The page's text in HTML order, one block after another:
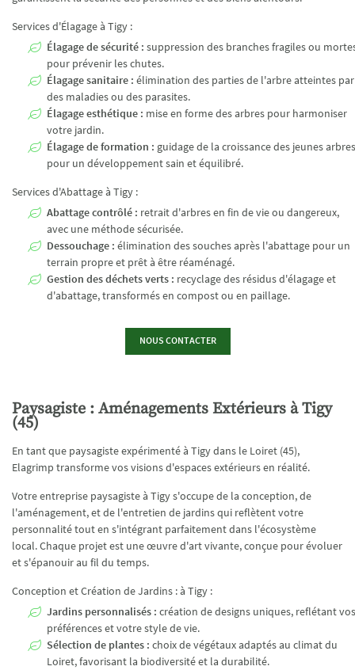
ACCUEIL
/ ABATTAGE
EXTÉRIEURS
ACTUALITÉS
06 18 95 79
Rejoignez-
Services d'Élagage à Tigy :
Élagage de sécurité : suppression des branches fragiles ou
pour prévenir les chutes.
Élagage sanitaire : élimination des parties de l'arbre atteintes par
des maladies ou des parasites.
Élagage esthétique : mise en forme des arbres pour harmoniser
votre jardin.
Élagage de formation : guidage de la croissance des jeunes arbres
pour un développement sain et équilibré.
Services d'Abattage à Tigy :
Abattage contrôlé : retrait d'arbres en fin de vie ou dangereux,
avec une méthode sécurisée.
Dessouchage : élimination des souches après l'abattage pour un
terrain propre et prêt à être réaménagé.
Gestion des déchets verts : recyclage des résidus d'élagage et
d'abattage, transformés en compost ou en paillage.
NOUS CONTACTER
Paysagiste : Aménagements Extérieurs à Tigy
(45)
En tant que paysagiste expérimenté à Tigy dans le Loiret (45),
Elagrimp transforme vos visions d'espaces extérieurs en réalité.
Votre entreprise paysagiste à Tigy s'occupe de la conception, de
l'aménagement, et de l'entretien de jardins qui reflètent votre
personnalité tout en s'intégrant parfaitement dans l'écosystème
local. Chaque projet est une œuvre d'art vivante, conçue pour évoluer
et s'épanouir au fil du temps.
Conception et Création de Jardins : à Tigy :
Jardins personnalisés : création de designs uniques, reflétant vos
préférences et votre style de vie.
Sélection de plantes : choix de végétaux adaptés au climat du
Loiret, favorisant la biodiversité et la durabilité.